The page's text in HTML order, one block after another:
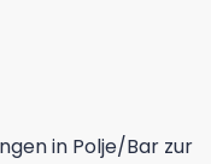
in Polje/Bar zur